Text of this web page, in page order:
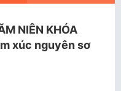
NIÊN KHÓA
xúc nguyên sơ